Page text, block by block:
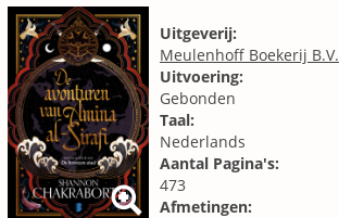
Uitgeverij:
Meulenhoff Boekerij B.V.
Uitvoering:
Gebonden
Taal:
Nederlands
Aantal Pagina's:
473
Afmetingen: